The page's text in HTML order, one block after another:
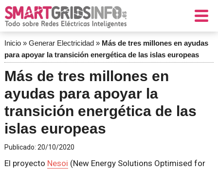
Inicio» Generar Electricidad» Más de tres millones en ayudas
para apoyar la transición energética de las islas europeas
Más de tres millones en
ayudas para apoyar la
transición energética de las
islas europeas
Publicado: 20/10/2020
El proyecto Nesoi (New Energy Solutions Optimised for